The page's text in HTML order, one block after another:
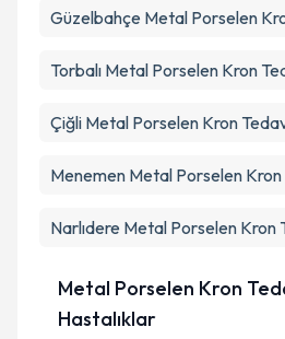
Güzelbahçe Metal Porselen
Torbalı Metal Porselen Kron
Çiğli Metal Porselen Kron
Menemen Metal Porselen Kron
Narlıdere Metal Porselen Kron
Metal Porselen Kron
Hastalıklar